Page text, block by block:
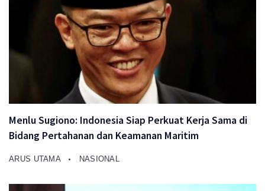
Menlu Sugiono: Indonesia Siap Perkuat Kerja Sama di
Bidang Pertahanan dan Keamanan Maritim
ARUS UTAMA NASIONAL